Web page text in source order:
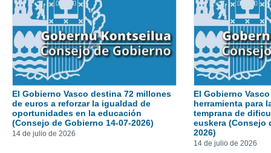
El Gobierno Vasco destina 72 millones
de euros a reforzar la igualdad de
oportunidades en la educación
(Consejo de Gobierno 14-07-2026)
14 de julio de 2026
El Gobierno
herramienta para
temprana de
euskera (Consejo
2026)
14 de julio de 2026